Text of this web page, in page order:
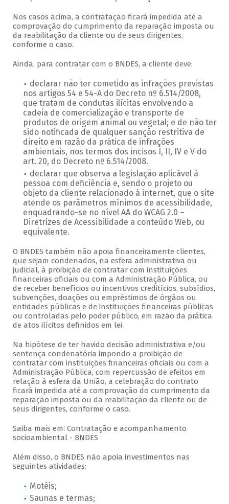
Nos casos acima, a contratação ficará impedida até a
comprovação do cumprimento da reparação imposta ou
da reabilitação da cliente ou de seus dirigentes,
conforme o caso.
Ainda, para contratar com o BNDES, a cliente deve:
declarar não ter cometido as infrações previstas
nos artigos 54 e 54-A do Decreto nº 6.514/2008,
que tratam de condutas ilícitas envolvendo a
cadeia de comercialização e transporte de
produtos de origem animal ou vegetal; e de não ter
sido notificada de qualquer sanção restritiva de
direito em razão da prática de infrações
ambientais, nos termos dos incisos I, II, IV e V do
art. 20, do Decreto nº 6.514/2008.
declarar que observa a legislação aplicável à
pessoa com deficiência e, sendo o projeto ou
objeto da cliente relacionado à internet, que o site
atende os parâmetros mínimos de acessibilidade,
enquadrando-se no nível AA do WCAG 2.0 –
Diretrizes de Acessibilidade a conteúdo Web, ou
equivalente.
O BNDES também não apoia financeiramente clientes,
que sejam condenados, na esfera administrativa ou
judicial, à proibição de contratar com instituições
financeiras oficiais ou com a Administração Pública, ou
de receber benefícios ou incentivos creditícios, subsídios,
subvenções, doações ou empréstimos de órgãos ou
entidades públicas e de instituições financeiras públicas
ou controladas pelo poder público, em razão da prática
de atos ilícitos definidos em lei.
Na hipótese de ter havido decisão administrativa e/ou
sentença condenatória impondo a proibição de
contratar com instituições financeiras oficiais ou com a
Administração Pública, com repercussão de efeitos em
relação à esfera da União, a celebração do contrato
ficará impedida até a comprovação do cumprimento da
reparação imposta ou da reabilitação da cliente ou de
seus dirigentes, conforme o caso.
Saiba mais em: Contratação e acompanhamento
socioambiental - BNDES
Além disso, o BNDES não apoia investimentos nas
seguintes atividades:
Motéis;
Saunas e termas;